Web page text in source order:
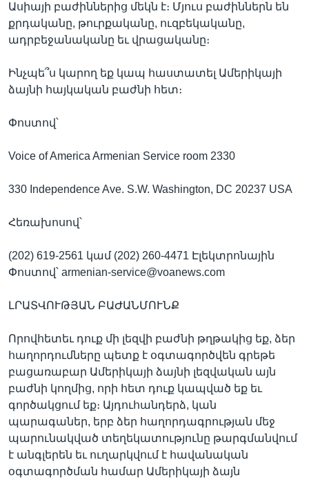
Ասիայի բաժիններից մեկն է։ Մյուս բաժիններն են
քրդականը, թուրքականը, ուզբեկականը,
ադրբեջանականը եւ վրացականը։
Ինչպե՞ս կարող եք կապ հաստատել Ամերիկայի
ձայնի հայկական բաժնի հետ։
Փոստով՝
Voice of America Armenian Service room 2330
330 Independence Ave. S.W. Washington, DC 20237 USA
Հեռախոսով՝
(202) 619-2561 կամ (202) 260-4471 Էլեկտրոնային
Փոստով՝ armenian-service@voanews.com
ԼՐԱՏՎՈՒԹՅԱՆ ԲԱԺԱՆՄՈՒՆՔ
Որովհետեւ դուք մի լեզվի բաժնի թղթակից եք, ձեր
հաղորդումները պետք է օգտագործվեն գրեթե
բացառաբար Ամերիկայի ձայնի լեզվական այն
բաժնի կողմից, որի հետ դուք կապված եք եւ
գործակցում եք։ Այդուհանդերձ, կան
պարագաներ, երբ ձեր հաղորդագրության մեջ
պարունակված տեղեկատությունը թարգմանվում
է անգլերեն եւ ուղարկվում է հավանական
օգտագործման համար Ամերիկայի ձայն